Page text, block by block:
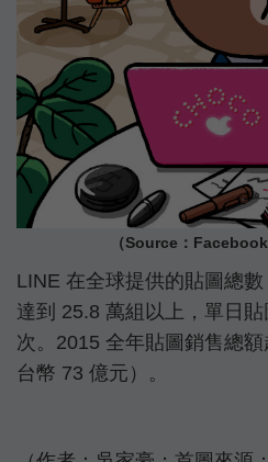
（Source：
LINE 在全球提供的貼圖總
達到 25.8 萬組以上，單日
次。2015 全年貼圖銷售總
台幣 73 億元）。